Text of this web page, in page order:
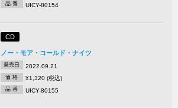
品 番 UICY-80154
CD
ノー・モア・コールド・ナイツ
発売日 2022.09.21
価 格 ¥1,320 (税込)
品 番 UICY-80155